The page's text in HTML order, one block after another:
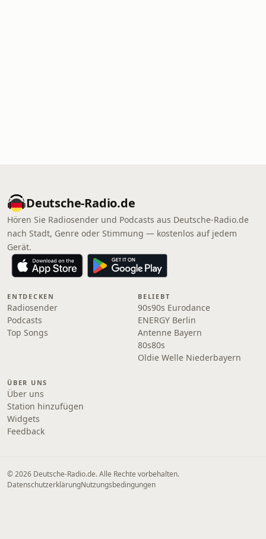
Deutsche-Radio.de
Hören Sie Radiosender und Podcasts aus Deutsche-Radio.de
nach Stadt, Genre oder Stimmung — kostenlos auf jedem
Gerät.
ENTDECKEN
Radiosender
Podcasts
Top Songs
BELIEBT
90s90s Eurodance
ENERGY Berlin
Antenne Bayern
80s80s
Oldie Welle Niederbayern
ÜBER UNS
Über uns
Station hinzufügen
Widgets
Feedback
© 2026 Deutsche-Radio.de. Alle Rechte vorbehalten.
DatenschutzerklärungNutzungsbedingungen